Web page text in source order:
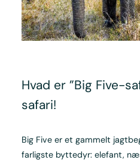
Hvad er ”Big Five-
safari!
Big Five er et gammelt
farligste byttedyr: elefant,